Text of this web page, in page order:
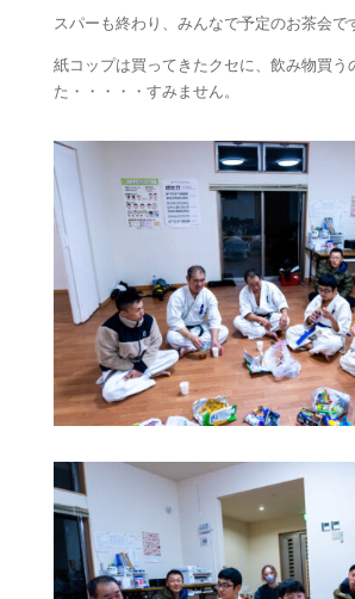
スパーも終わり、みんなで予定のお茶会で
紙コップは買ってきたクセに、飲み物買う
た・・・・・すみません。